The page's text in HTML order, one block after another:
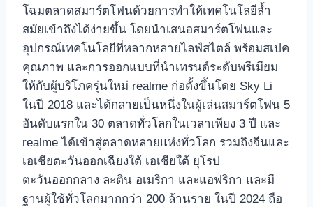
โฉมตลาดสมาร์ตโฟนด้วยการทำให้เทคโนโลยีล้ำ
สมัยเข้าถึงได้ง่ายขึ้น โดยนำเสนอสมาร์ตโฟนและ
อุปกรณ์เทคโนโลยีที่หลากหลายไลฟ์สไตล์ พร้อมสเปค
คุณภาพ และการออกแบบที่นำเทรนด์ระดับพรีเมียม
ให้กับผู้บริโภครุ่นใหม่ realme ก่อตั้งขึ้นโดย Sky Li
ในปี 2018 และได้กลายเป็นหนึ่งในผู้เล่นสมาร์ตโฟน 5
อันดับแรกใน 30 ตลาดทั่วโลกในเวลาเพียง 3 ปี และ
realme ได้เข้าสู่ตลาดหลายแห่งทั่วโลก รวมถึงจีนและ
เอเชียตะวันออกเฉียงใต้ เอเชียใต้ ยุโรป
ตะวันออกกลาง ละติน อเมริกา และแอฟริกา และมี
ฐานผู้ใช้ทั่วโลกมากกว่า 200 ล้านราย ในปี 2024 ถือ